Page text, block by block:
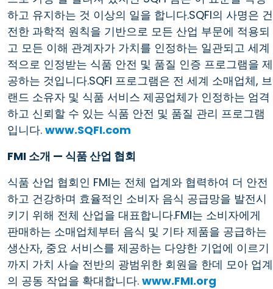
하고 유지하는 것 이상의 일을 합니다.SQFI의 사명은 건
전한 과학적 원칙을 기반으로 모든 산업 부문에 적용되
고 모든 이해 관계자가 가치를 인정하는 일관되고 세계
적으로 인정받는 식품 안전 및 품질 인증 프로그램을 제
공하는 것입니다.SQFI 프로그램은 전 세계 소매업체, 브
랜드 소유자 및 식품 서비스 제공업체가 인정하는 엄격
하고 신뢰할 수 있는 식품 안전 및 품질 관리 프로그램
입니다. www.SQFI.com
FMI 소개 — 식품 산업 협회
식품 산업 협회인 FMI는 전체 업계와 협력하여 더 안전
하고 건강하며 효율적인 소비자 음식 공급망을 발전시
키기 위해 전체 산업을 대표합니다.FMI는 소비자에게
판매하는 소매업체부터 음식 및 기타 제품을 공급하는
생산자, 중요 서비스를 제공하는 다양한 기업에 이르기
까지 가치 사슬 전반의 광범위한 회원을 한데 모아 업계
의 공동 작업을 확대합니다. www.FMI.org